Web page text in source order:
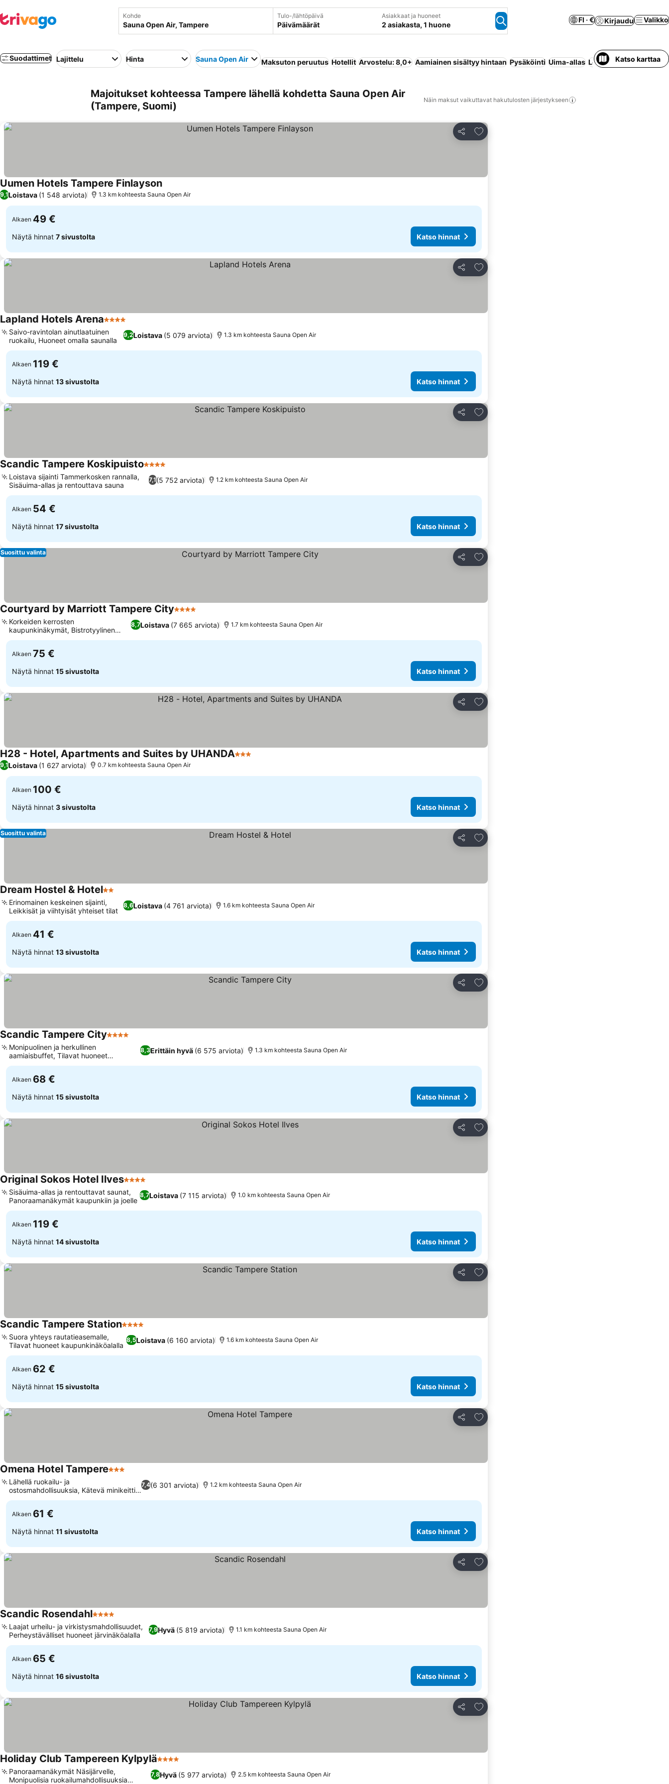
Kohde Tulo-/lähtöpäivä
Päivämäärät
Asiakkaat ja huoneet
2 asiakasta, 1 huone
FI · € Kirjaudu Valikko
Suodattimet Lajittelu Hinta Sauna Open Air Maksuton peruutus Hotellit Arvostelu: 8,0+ Aamiainen sisältyy hintaan Pysäköinti Uima-allas Lemmikit sallittu
Katso karttaa
Majoitukset kohteessa Tampere lähellä kohdetta Sauna Open Air
(Tampere, Suomi)
Näin maksut vaikuttavat hakutulosten järjestykseen
Jaa
Lisää suosikkeihin
Uumen Hotels Tampere FinlaysonKatso hinnat
9,1Loistava (1 548 arviota) 1.3 km kohteesta Sauna Open Air
Alkaen 49 €
Näytä hinnat 7 sivustolta Katso hinnat
Jaa
Lisää suosikkeihin
Lapland Hotels Arena4 Tähtiluokitus
9,2Loistava (5 079 arviota)
Saivo-ravintolan ainutlaatuinen
ruokailu, Huoneet omalla saunalla
1.3 km kohteesta Sauna Open Air
Alkaen 119 €
Näytä hinnat 13 sivustolta Katso hinnat
Jaa
Lisää suosikkeihin
Scandic Tampere Koskipuisto4 Tähtiluokitus
7,1(5 752 arviota)
Loistava sijainti Tammerkosken rannalla,
Sisäuima-allas ja rentouttava sauna
1.2 km kohteesta Sauna Open Air
Alkaen 54 €
Näytä hinnat 17 sivustolta Katso hinnat
Jaa
Lisää suosikkeihin
Suosittu valinta
Courtyard by Marriott Tampere City4 Tähtiluokitus
8,7Loistava (7 665 arviota)
Korkeiden kerrosten
kaupunkinäkymät, Bistrotyylinen
ravintola ja baari
1.7 km kohteesta Sauna Open Air
Alkaen 75 €
Näytä hinnat 15 sivustolta Katso hinnat
Jaa
Lisää suosikkeihin
H28 - Hotel, Apartments and Suites by UHANDA3 Tähtiluokitus
9,1Loistava (1 627 arviota) 0.7 km kohteesta Sauna Open Air
Alkaen 100 €
Näytä hinnat 3 sivustolta Katso hinnat
Jaa
Lisää suosikkeihin
Suosittu valinta
Dream Hostel & Hotel2 Tähtiluokitus
8,6Loistava (4 761 arviota)
Erinomainen keskeinen sijainti,
Leikkisät ja viihtyisät yhteiset tilat
1.6 km kohteesta Sauna Open Air
Alkaen 41 €
Näytä hinnat 13 sivustolta Katso hinnat
Jaa
Lisää suosikkeihin
Scandic Tampere City4 Tähtiluokitus
8,3Erittäin hyvä (6 575 arviota)
Monipuolinen ja herkullinen
aamiaisbuffet, Tilavat huoneet
ranskalaisilla parvekkeilla
1.3 km kohteesta Sauna Open Air
Alkaen 68 €
Näytä hinnat 15 sivustolta Katso hinnat
Jaa
Lisää suosikkeihin
Original Sokos Hotel Ilves4 Tähtiluokitus
8,7Loistava (7 115 arviota)
Sisäuima-allas ja rentouttavat saunat,
Panoraamanäkymät kaupunkiin ja joelle
1.0 km kohteesta Sauna Open Air
Alkaen 119 €
Näytä hinnat 14 sivustolta Katso hinnat
Jaa
Lisää suosikkeihin
Scandic Tampere Station4 Tähtiluokitus
8,5Loistava (6 160 arviota)
Suora yhteys rautatieasemalle,
Tilavat huoneet kaupunkinäköalalla
1.6 km kohteesta Sauna Open Air
Alkaen 62 €
Näytä hinnat 15 sivustolta Katso hinnat
Jaa
Lisää suosikkeihin
Omena Hotel Tampere3 Tähtiluokitus
7,4(6 301 arviota)
Lähellä ruokailu- ja
ostosmahdollisuuksia, Kätevä minikeittiö
huoneessa
1.2 km kohteesta Sauna Open Air
Alkaen 61 €
Näytä hinnat 11 sivustolta Katso hinnat
Jaa
Lisää suosikkeihin
Scandic Rosendahl4 Tähtiluokitus
7,9Hyvä (5 819 arviota)
Laajat urheilu- ja virkistysmahdollisuudet,
Perheystävälliset huoneet järvinäköalalla
1.1 km kohteesta Sauna Open Air
Alkaen 65 €
Näytä hinnat 16 sivustolta Katso hinnat
Jaa
Lisää suosikkeihin
Holiday Club Tampereen Kylpylä4 Tähtiluokitus
7,8Hyvä (5 977 arviota)
Panoraamanäkymät Näsijärvelle,
Monipuolisia ruokailumahdollisuuksia
2.5 km kohteesta Sauna Open Air